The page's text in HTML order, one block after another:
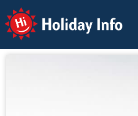
Holiday Info